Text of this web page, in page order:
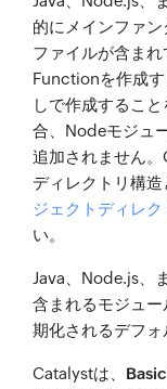
的にメインファ
ファイルが含ま
Functionを作成
しで作成するこ
合、Nodeモジュ
追加されません
ディレクトリ構造
ジェクトディレ
い。
Java、Node.js、
含まれるモジュ
期化されるデフォ
Catalystは、